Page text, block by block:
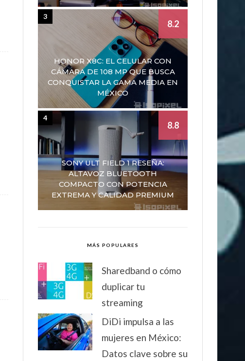
HONOR X8C: EL CELULAR CON
CÁMARA DE 108 MP QUE BUSCA
CONQUISTAR LA GAMA MEDIA EN
MÉXICO
8.2
3
SONY ULT FIELD 1 RESEÑA:
ALTAVOZ BLUETOOTH
COMPACTO CON POTENCIA
EXTREMA Y CALIDAD PREMIUM
8.8
4
MÁS POPULARES
Sharedband o cómo
duplicar tu
streaming
DiDi impulsa a las
mujeres en México:
Datos clave sobre su